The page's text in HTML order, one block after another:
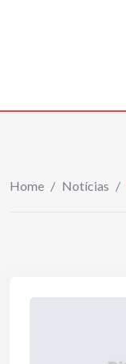
Home / Notícias /